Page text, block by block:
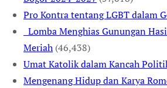
Pro Kontra tentang LGBT dalam
Lomba Menghias Gunungan
Meriah (46,438)
Umat Katolik dalam Kancah
Mengenang Hidup dan Karya